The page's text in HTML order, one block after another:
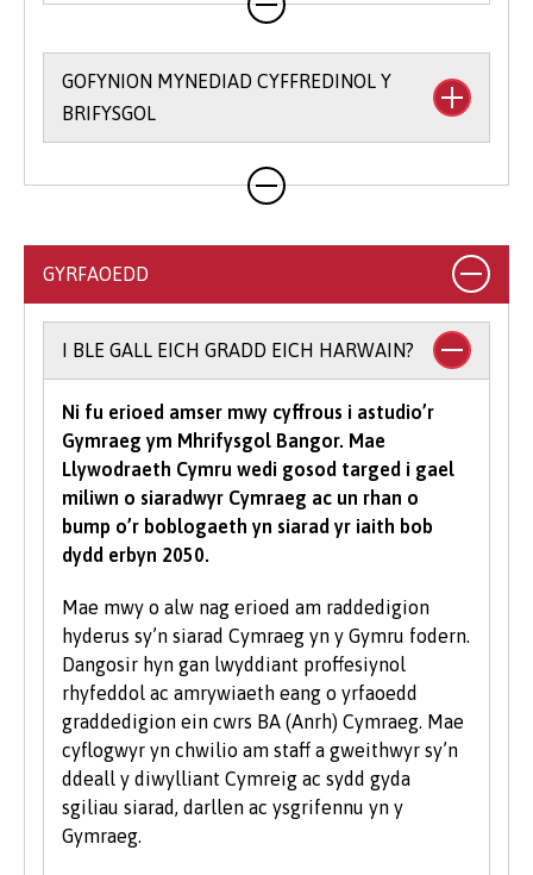
GOFYNION MYNEDIAD CYFFREDINOL Y
BRIFYSGOL
Rydym yn rhoi hyblygrwydd i chi o ran bodloni
ein gofynion mynediad ac yr ydym yn derbyn
cyrsiau gradd, byddwn yn derbyn cyfuniadau o
gymwysterau Lefel 3 amgen (gweler y cyrsiau
unigol am ragor o wybodaeth am gymwysterau
a dderbynnir).
I astudio cwrs gradd mae’n rhaid i chi gael
isafswm o bwyntiau tariff UCAS, gyda rhai
cyrsiau yn gofyn am raddau mewn pynciau
penodol. Yn dibynnu ar yr hyn yr hoffech ei
astudio gyda ni, efallai y bydd meini prawf
ychwanegol yn cael eu gosod - bydd y rhain
wedi eu nodi'n glir yn y gofynion mynediad
cwrs-benodol. Am eglurhad manwl o bwyntiau
tariff UCAS, ewch i
www.ucas.com.
Mae angen i bob myfyriwr feddu ar sgiliau
sylfaenol da ac mae'r Brifysgol hefyd yn gweld
gwerth mewn sgiliau TG a chyfathrebu.
Rydym yn derbyn myfyrwyr â phob math o
gymwysterau, profiadau a chefndiroedd ac yn
GYRFAOEDD
I BLE GALL EICH GRADD EICH HARWAIN?
Ni fu erioed amser mwy cyffrous i astudio’r
Gymraeg ym Mhrifysgol Bangor. Mae
Llywodraeth Cymru wedi gosod targed i gael
miliwn o siaradwyr Cymraeg ac un rhan o
bump o’r boblogaeth yn siarad yr iaith bob
dydd erbyn 2050.
Mae mwy o alw nag erioed am raddedigion
hyderus sy’n siarad Cymraeg yn y Gymru fodern.
Dangosir hyn gan lwyddiant proffesiynol
rhyfeddol ac amrywiaeth eang o yrfaoedd
graddedigion ein cwrs BA (Anrh) Cymraeg. Mae
cyflogwyr yn chwilio am staff a gweithwyr sy’n
ddeall y diwylliant Cymreig ac sydd gyda
sgiliau siarad, darllen ac ysgrifennu yn y
Gymraeg.